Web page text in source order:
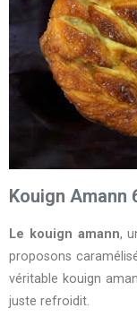
Kouign Amann
Le kouign amann,
proposons
véritable kouign
juste refroidit.